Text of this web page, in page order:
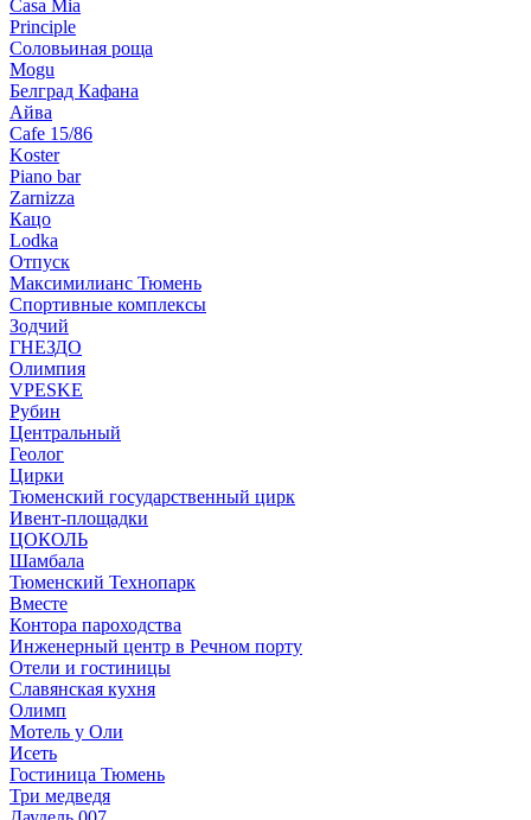
Casa Mia
Principle
Соловьиная роща
Mogu
Белград Кафана
Айва
Cafe 15/86
Koster
Piano bar
Zarnizza
Кацо
Lodka
Отпуск
Максимилианс Тюмень
Спортивные комплексы
Зодчий
ГНЕЗДО
Олимпия
VPESKE
Рубин
Центральный
Геолог
Цирки
Тюменский государственный цирк
Ивент-площадки
ЦОКОЛЬ
Шамбала
Тюменский Технопарк
Вместе
Контора пароходства
Инженерный центр в Речном порту
Отели и гостиницы
Славянская кухня
Олимп
Мотель у Оли
Исеть
Гостиница Тюмень
Три медведя